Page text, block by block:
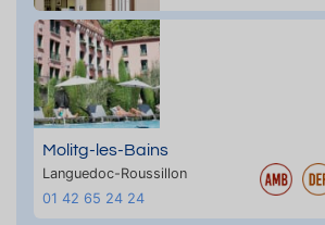
Molitg-les-Bains
Languedoc-Roussillon
01 42 65 24 24